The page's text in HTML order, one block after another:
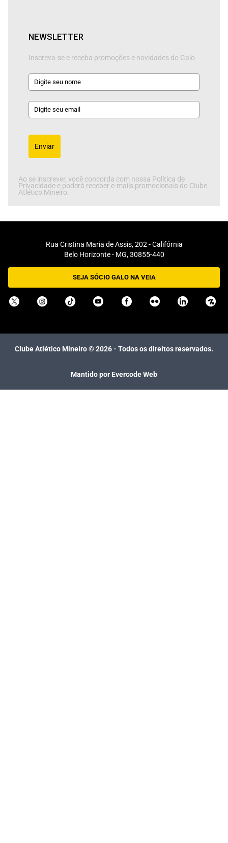
NEWSLETTER
Inscreva-se e receba promoções e novidades do Galo
Enviar
Ao se inscrever, você concorda com nossa Política de
Privacidade e poderá receber e-mails promocionais do Clube
Atlético Mineiro.
Rua Cristina Maria de Assis, 202 - Califórnia
Belo Horizonte - MG, 30855-440
SEJA SÓCIO GALO NA VEIA
Clube Atlético Mineiro ©2026- Todos os direitos reservados.
Mantido por Evercode Web